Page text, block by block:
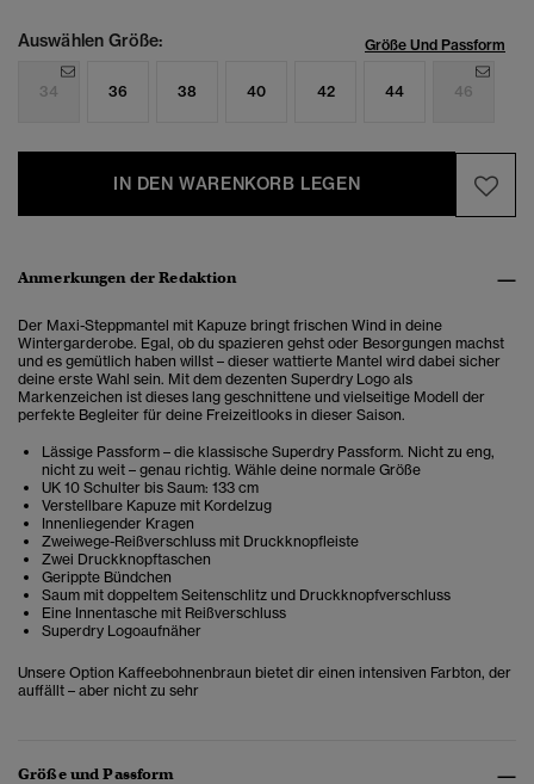
Auswählen Größe: Größe Und Passform
34 36 38 40 42 44 46
IN DEN WARENKORB LEGEN
Anmerkungen der Redaktion
Der Maxi-Steppmantel mit Kapuze bringt frischen Wind in deine
Wintergarderobe. Egal, ob du spazieren gehst oder Besorgungen machst
und es gemütlich haben willst – dieser wattierte Mantel wird dabei sicher
deine erste Wahl sein. Mit dem dezenten Superdry Logo als
Markenzeichen ist dieses lang geschnittene und vielseitige Modell der
perfekte Begleiter für deine Freizeitlooks in dieser Saison.
Lässige Passform – die klassische Superdry Passform. Nicht zu eng,
nicht zu weit – genau richtig. Wähle deine normale Größe
UK 10 Schulter bis Saum: 133 cm
Verstellbare Kapuze mit Kordelzug
Innenliegender Kragen
Zweiwege-Reißverschluss mit Druckknopfleiste
Zwei Druckknopftaschen
Gerippte Bündchen
Saum mit doppeltem Seitenschlitz und Druckknopfverschluss
Eine Innentasche mit Reißverschluss
Superdry Logoaufnäher
Unsere Option Kaffeebohnenbraun bietet dir einen intensiven Farbton, der
auffällt – aber nicht zu sehr
Größe und Passform